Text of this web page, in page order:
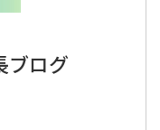
ログ